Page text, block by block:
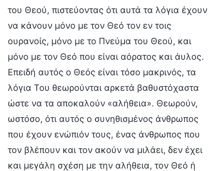
του Θεού, πιστεύοντας ότι αυτά τα λόγια έχουν
να κάνουν μόνο με τον Θεό τον εν τοις
ουρανοίς, μόνο με το Πνεύμα του Θεού, και
μόνο με τον Θεό που είναι αόρατος και άυλος.
Επειδή αυτός ο Θεός είναι τόσο μακρινός, τα
λόγια Του θεωρούνται αρκετά βαθυστόχαστα
ώστε να τα αποκαλούν «αλήθεια». Θεωρούν,
ωστόσο, ότι αυτός ο συνηθισμένος άνθρωπος
που έχουν ενώπιόν τους, ένας άνθρωπος που
τον βλέπουν και τον ακούν να μιλάει, δεν έχει
και μεγάλη σχέση με την αλήθεια, τον Θεό ή